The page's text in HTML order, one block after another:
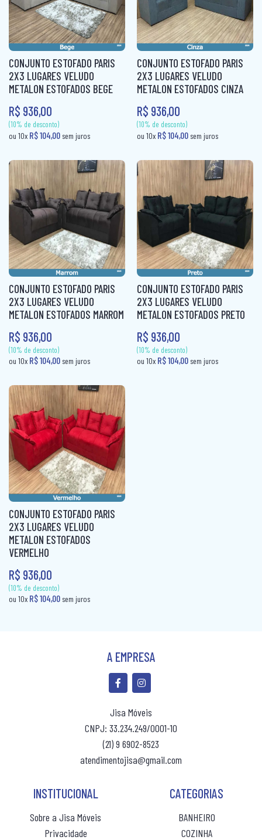
(10% de desconto)
ou 10xR$ 121,60 sem juros
(10% de desconto)
R$ 121,60sem
(10% de desconto)
ou 10xR$ 121,60sem juros
CONJUNTO ESTOFADO PARIS
2X3 LUGARES VELUDO
METALON ESTOFADOS BEGE
R$ 936,00
sem juros
CONJUNTO ESTOFADO PARIS
2X3 LUGARES VELUDO
METALON ESTOFADOS CINZA
R$ 936,00
(10% de desconto)
CONJUNTO ESTOFADO PARIS
2X3 LUGARES VELUDO
METALON ESTOFADOS MARROM
R$ 936,00
CONJUNTO ESTOFADO PARIS
2X3 LUGARES VELUDO
METALON ESTOFADOS PRETO
R$ 936,00
CONJUNTO ESTOFADO PARIS
2X3 LUGARES VELUDO
METALON ESTOFADOS
VERMELHO
R$ 936,00
A EMPRESA
Jisa Móveis
CNPJ: 33.234.249/0001-10
(21) 9 6902-8523
atendimentojisa@gmail.com
INSTITUCIONAL
Sobre a Jisa Móveis
Privacidade
CATEGORIAS
BANHEIRO
COZINHA